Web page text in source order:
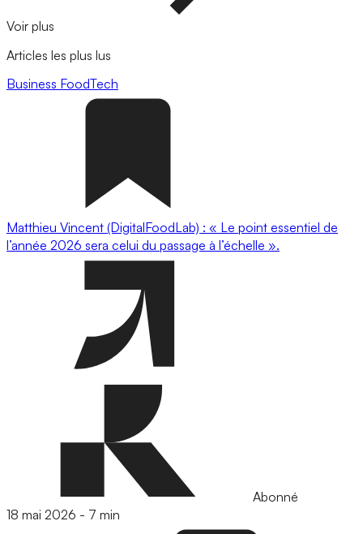
Voir plus
Articles les plus lus
Business FoodTech
Matthieu Vincent (DigitalFoodLab) : « Le point essentiel de
l’année 2026 sera celui du passage à l’échelle ».
Abonné
18 mai 2026 - 7 min